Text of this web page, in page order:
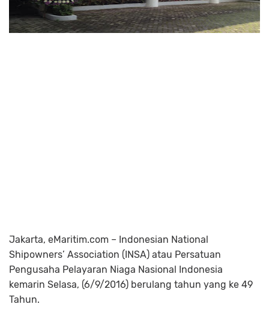
Jakarta, eMaritim.com – Indonesian National
Shipowners’ Association (INSA) atau Persatuan
Pengusaha Pelayaran Niaga Nasional Indonesia
kemarin Selasa, (6/9/2016) berulang tahun yang ke 49
Tahun.